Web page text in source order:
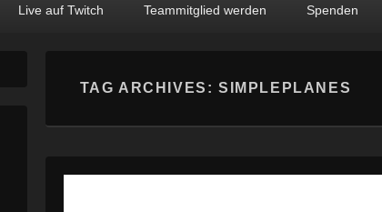
Live auf Twitch Teammitglied werden Spenden
TAG ARCHIVES: SIMPLEPLANES